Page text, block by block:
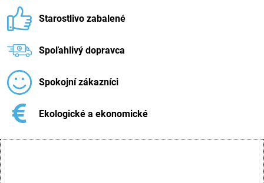
Starostlivo zabalené
Spoľahlivý dopravca
Spokojní zákazníci
Ekologické a ekonomické